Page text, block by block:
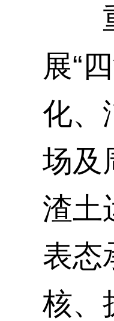
重
展“
化、
场及
渣土
表态
核、